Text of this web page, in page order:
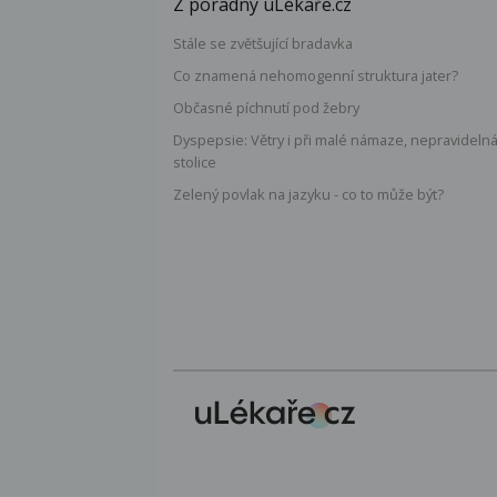
Stále se zvětšující bradavka
Co znamená nehomogenní struktura jater?
Občasné píchnutí pod žebry
Dyspepsie: Větry i při malé námaze, nepravidelná
stolice
Zelený povlak na jazyku - co to může být?